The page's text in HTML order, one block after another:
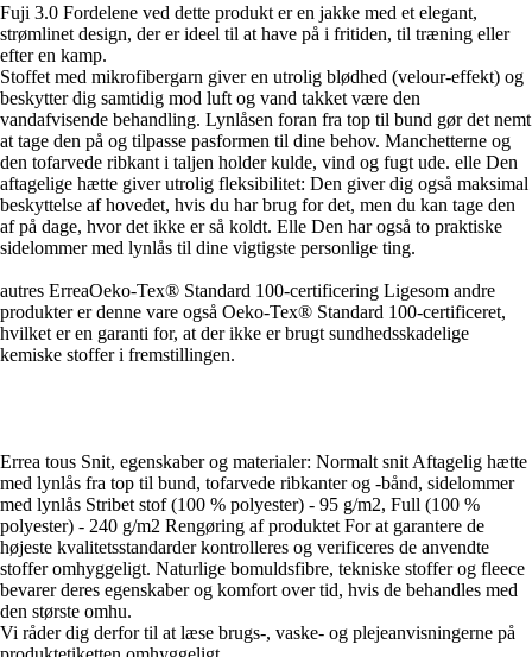
Fuji 3.0 Fordelene ved dette produkt er en jakke med et elegant,
strømlinet design, der er ideel til at have på i fritiden, til træning eller
efter en kamp.
Stoffet med mikrofibergarn giver en utrolig blødhed (velour-effekt) og
beskytter dig samtidig mod luft og vand takket være den
vandafvisende behandling. Lynlåsen foran fra top til bund gør det nemt
at tage den på og tilpasse pasformen til dine behov. Manchetterne og
den tofarvede ribkant i taljen holder kulde, vind og fugt ude. elle Den
aftagelige hætte giver utrolig fleksibilitet: Den giver dig også maksimal
beskyttelse af hovedet, hvis du har brug for det, men du kan tage den
af på dage, hvor det ikke er så koldt. Elle Den har også to praktiske
sidelommer med lynlås til dine vigtigste personlige ting.
autres ErreaOeko-Tex® Standard 100-certificering Ligesom andre
produkter er denne vare også Oeko-Tex® Standard 100-certificeret,
hvilket er en garanti for, at der ikke er brugt sundhedsskadelige
kemiske stoffer i fremstillingen.
Errea tous Snit, egenskaber og materialer: Normalt snit Aftagelig hætte
med lynlås fra top til bund, tofarvede ribkanter og -bånd, sidelommer
med lynlås Stribet stof (100 % polyester) - 95 g/m2, Full (100 %
polyester) - 240 g/m2 Rengøring af produktet For at garantere de
højeste kvalitetsstandarder kontrolleres og verificeres de anvendte
stoffer omhyggeligt. Naturlige bomuldsfibre, tekniske stoffer og fleece
bevarer deres egenskaber og komfort over tid, hvis de behandles med
den største omhu.
Vi råder dig derfor til at læse brugs-, vaske- og plejeanvisningerne på